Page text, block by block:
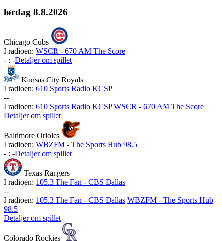
lørdag 8.8.2026
Chicago Cubs
I radioen: WSCR - 670 AM The Score
- : -Detaljer om spillet
Kansas City Royals
I radioen: 610 Sports Radio KCSP
--
I radioen: 610 Sports Radio KCSP WSCR - 670 AM The Score
Detaljer om spillet
Baltimore Orioles
I radioen: WBZFM - The Sports Hub 98.5
- : -Detaljer om spillet
Texas Rangers
I radioen: 105.3 The Fan - CBS Dallas
--
I radioen: 105.3 The Fan - CBS Dallas WBZFM - The Sports Hub
98.5
Detaljer om spillet
Colorado Rockies